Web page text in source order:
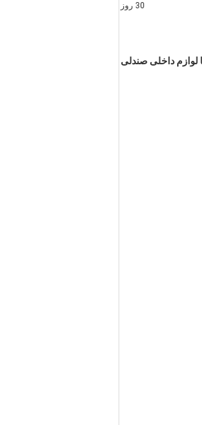
30 روز
لوازم داخلی صندلی